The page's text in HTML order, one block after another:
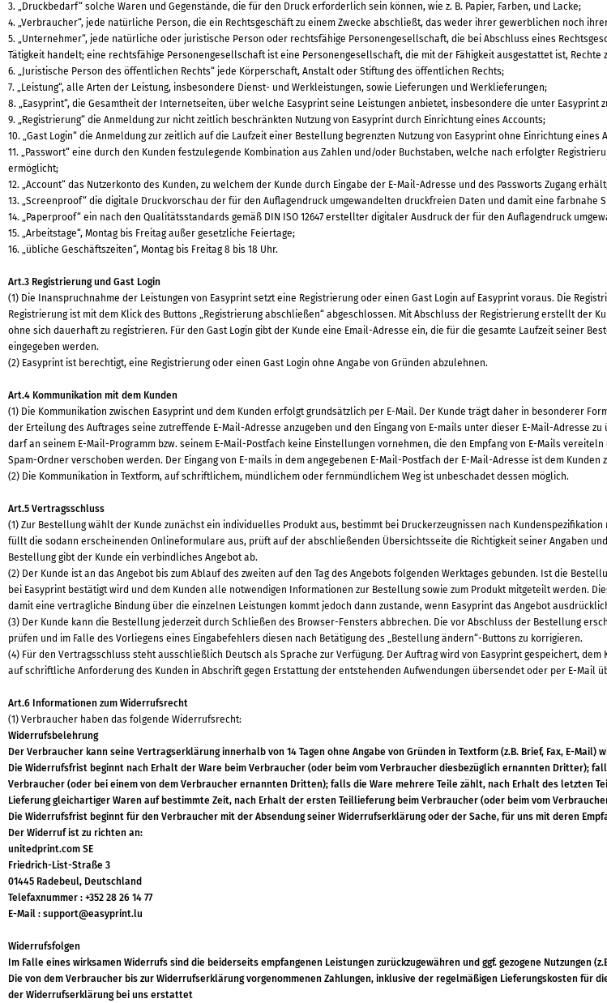
3. „Druckbedarf“ solche Waren und Gegenstände, die für den Druck erforderlich sein können, wie z. B. Papier, Farben, und Lacke;
4. „Verbraucher“, jede natürliche Person, die ein Rechtsgeschäft zu einem Zwecke abschließt, das weder ihrer gewerblichen noch
5. „Unternehmer“, jede natürliche oder juristische Person oder rechtsfähige Personengesellschaft, die bei Abschluss eines
Tätigkeit handelt; eine rechtsfähige Personengesellschaft ist eine Personengesellschaft, die mit der Fähigkeit ausgestattet ist,
6. „Juristische Person des öffentlichen Rechts“ jede Körperschaft, Anstalt oder Stiftung des öffentlichen Rechts;
7. „Leistung“, alle Arten der Leistung, insbesondere Dienst- und Werkleistungen, sowie Lieferungen und Werklieferungen;
8. „Easyprint“, die Gesamtheit der Internetseiten, über welche Easyprint seine Leistungen anbietet, insbesondere die unter Easyprint
9. „Registrierung“ die Anmeldung zur nicht zeitlich beschränkten Nutzung von Easyprint durch Einrichtung eines Accounts;
10. „Gast Login“ die Anmeldung zur zeitlich auf die Laufzeit einer Bestellung begrenzten Nutzung von Easyprint ohne Einrichtung eines
11. „Passwort“ eine durch den Kunden festzulegende Kombination aus Zahlen und/oder Buchstaben, welche nach erfolgter
ermöglicht;
12. „Account“ das Nutzerkonto des Kunden, zu welchem der Kunde durch Eingabe der E-Mail-Adresse und des Passworts Zugang
13. „Screenproof“ die digitale Druckvorschau der für den Auflagendruck umgewandelten druckfreien Daten und damit eine farbnahe
14. „Paperproof“ ein nach den Qualitätsstandards gemäß DIN ISO 12647 erstellter digitaler Ausdruck der für den Auflagendruck
15. „Arbeitstage“, Montag bis Freitag außer gesetzliche Feiertage;
16. „übliche Geschäftszeiten“, Montag bis Freitag 8 bis 18 Uhr.
Art.3 Registrierung und Gast Login
(1) Die Inanspruchnahme der Leistungen von Easyprint setzt eine Registrierung oder einen Gast Login auf Easyprint voraus. Die
Registrierung ist mit dem Klick des Buttons „Registrierung abschließen“ abgeschlossen. Mit Abschluss der Registrierung erstellt der
ohne sich dauerhaft zu registrieren. Für den Gast Login gibt der Kunde eine Email-Adresse ein, die für die gesamte Laufzeit seiner
eingegeben werden.
(2) Easyprint ist berechtigt, eine Registrierung oder einen Gast Login ohne Angabe von Gründen abzulehnen.
Art.4 Kommunikation mit dem Kunden
(1) Die Kommunikation zwischen Easyprint und dem Kunden erfolgt grundsätzlich per E-Mail. Der Kunde trägt daher in besonderer
der Erteilung des Auftrages seine zutreffende E-Mail-Adresse anzugeben und den Eingang von E-mails unter dieser E-Mail-Adresse
darf an seinem E-Mail-Programm bzw. seinem E-Mail-Postfach keine Einstellungen vornehmen, die den Empfang von E-Mails
Spam-Ordner verschoben werden. Der Eingang von E-mails in dem angegebenen E-Mail-Postfach der E-Mail-Adresse ist dem Kunden
(2) Die Kommunikation in Textform, auf schriftlichem, mündlichem oder fernmündlichem Weg ist unbeschadet dessen möglich.
Art.5 Vertragsschluss
(1) Zur Bestellung wählt der Kunde zunächst ein individuelles Produkt aus, bestimmt bei Druckerzeugnissen nach
füllt die sodann erscheinenden Onlineformulare aus, prüft auf der abschließenden Übersichtsseite die Richtigkeit seiner Angaben
Bestellung gibt der Kunde ein verbindliches Angebot ab.
(2) Der Kunde ist an das Angebot bis zum Ablauf des zweiten auf den Tag des Angebots folgenden Werktages gebunden. Ist die
bei Easyprint bestätigt wird und dem Kunden alle notwendigen Informationen zur Bestellung sowie zum Produkt mitgeteilt werden.
damit eine vertragliche Bindung über die einzelnen Leistungen kommt jedoch dann zustande, wenn Easyprint das Angebot
(3) Der Kunde kann die Bestellung jederzeit durch Schließen des Browser-Fensters abbrechen. Die vor Abschluss der Bestellung
prüfen und im Falle des Vorliegens eines Eingabefehlers diesen nach Betätigung des „Bestellung ändern“-Buttons zu korrigieren.
(4) Für den Vertragsschluss steht ausschließlich Deutsch als Sprache zur Verfügung. Der Auftrag wird von Easyprint gespeichert,
auf schriftliche Anforderung des Kunden in Abschrift gegen Erstattung der entstehenden Aufwendungen übersendet oder per E-Mail
Art.6 Informationen zum Widerrufsrecht
(1) Verbraucher haben das folgende Widerrufsrecht:
Widerrufsbelehrung
Der Verbraucher kann seine Vertragserklärung innerhalb von 14 Tagen ohne Angabe von Gründen in Textform (z.B. Brief, Fax, E-Mail)
Die Widerrufsfrist beginnt nach Erhalt der Ware beim Verbraucher (oder beim vom Verbraucher diesbezüglich ernannten Dritter);
Verbraucher (oder bei einem von dem Verbraucher ernannten Dritten); falls die Ware mehrere Teile zählt, nach Erhalt des letzten
Lieferung gleichartiger Waren auf bestimmte Zeit, nach Erhalt der ersten Teillieferung beim Verbraucher (oder beim vom
Die Widerrufsfrist beginnt für den Verbraucher mit der Absendung seiner Widerrufserklärung oder der Sache, für uns mit deren
Der Widerruf ist zu richten an:
unitedprint.com SE
Friedrich-List-Straße 3
01445 Radebeul, Deutschland
Telefaxnummer : +352 28 26 14 77
E-Mail : support@easyprint.lu
Widerrufsfolgen
Im Falle eines wirksamen Widerrufs sind die beiderseits empfangenen Leistungen zurückzugewähren und ggf. gezogene Nutzungen
Die von dem Verbraucher bis zur Widerrufserklärung vorgenommenen Zahlungen, inklusive der regelmäßigen Lieferungskosten für
der Widerrufserklärung bei uns erstattet